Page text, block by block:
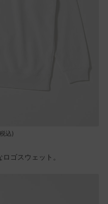
込)
ゴスウェット。